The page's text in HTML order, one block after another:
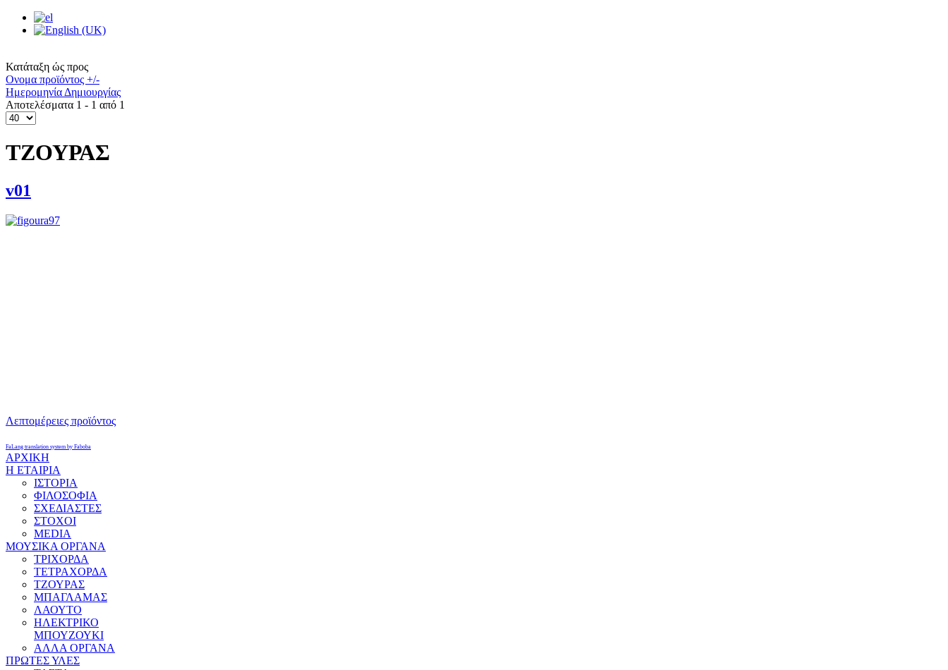
Κατάταξη ώς προς
Ονομα προϊόντος +/-
Ημερομηνία Δημιουργίας
Αποτελέσματα 1 - 1 από 1
ΤΖΟΥΡΑΣ
v01
Λεπτομέρειες προϊόντος
FaLang translation system by Faboba
ΑΡΧΙΚΗ
Η ΕΤΑΙΡΙΑ
ΙΣΤΟΡΙΑ
ΦΙΛΟΣΟΦΙΑ
ΣΧΕΔΙΑΣΤΕΣ
ΣΤΟΧΟΙ
MEDIA
ΜΟΥΣΙΚΑ ΟΡΓΑΝΑ
ΤΡΙΧΟΡΔΑ
ΤΕΤΡΑΧΟΡΔΑ
ΤΖΟΥΡΑΣ
ΜΠΑΓΛΑΜΑΣ
ΛΑΟΥΤΟ
ΗΛΕΚΤΡΙΚΟ
ΜΠΟΥΖΟΥΚΙ
ΑΛΛΑ ΟΡΓΑΝΑ
ΠΡΩΤΕΣ ΥΛΕΣ